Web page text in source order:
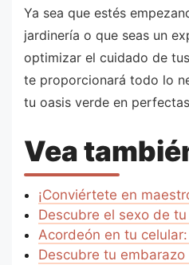
Ya sea que estés
jardinería o que seas un
optimizar el cuidado de
te proporcionará todo lo
tu oasis verde en
Vea
¡Conviértete en
Descubre el sexo de
Acordeón en tu
Descubre tu